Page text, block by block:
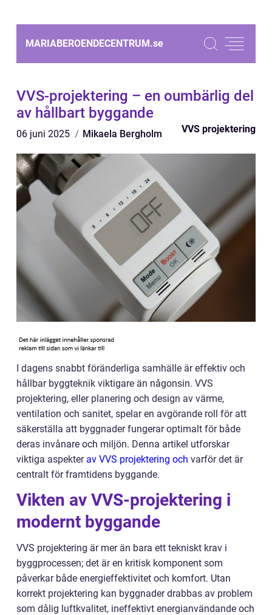
MARIABEROENDECENTRUM.se
VVS-projektering – en oumbärlig del
av hållbart byggande
06 juni 2025 Mikaela Bergholm VVS projektering
I dagens snabbt föränderliga samhälle är effektiv och
hållbar byggteknik viktigare än någonsin. VVS
projektering, eller planering och design av värme,
ventilation och sanitet, spelar en avgörande roll för att
säkerställa att byggnader fungerar optimalt för både
deras invånare och miljön. Denna artikel utforskar
viktiga aspekter av VVS projektering och varför det är
centralt för framtidens byggande.
Vikten av VVS-projektering i
modernt byggande
VVS projektering är mer än bara ett tekniskt krav i
byggprocessen; det är en kritisk komponent som
påverkar både energieffektivitet och komfort. Utan
korrekt projektering kan byggnader drabbas av problem
som dålig luftkvalitet, ineffektivt energianvändande och